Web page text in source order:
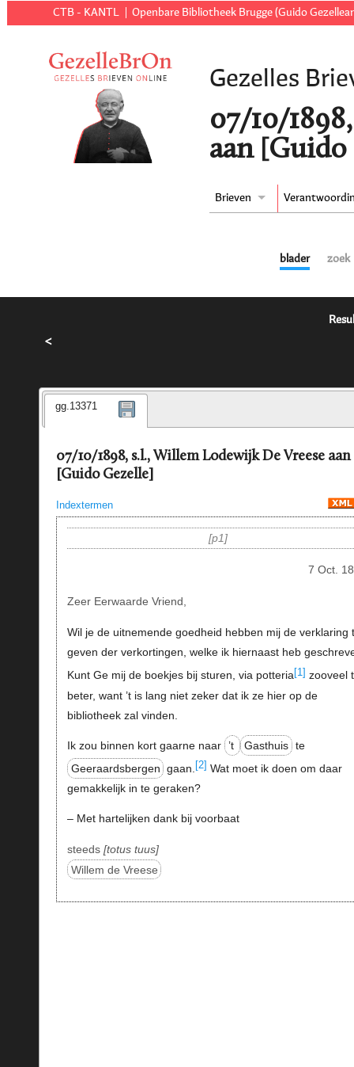
CTB - KANTL Openbare Bibliotheek Brugge (Guido
Gezelles
07/10/
aan [Guido
Brieven
blader zoek
<
gg.13371
07/10/1898, s.l., Willem Lodewijk De Vreese aan
[Guido Gezelle]
Indextermen
p1
7 Oct.
Zeer Eerwaarde Vriend,
Wil je de uitnemende goedheid hebben mij de verklaring
geven der verkortingen, welke ik hiernaast heb
Kunt Ge mij de boekjes bij sturen, via potteria[1] zooveel
beter, want ’t is lang niet zeker dat ik ze hier op de
bibliotheek zal vinden.
Ik zou binnen kort gaarne naar ’t Gasthuis te
Geeraardsbergen gaan. [2] Wat moet ik doen om daar
gemakkelijk in te geraken?
– Met hartelijken dank bij voorbaat
steeds totus tuus
Willem de Vreese